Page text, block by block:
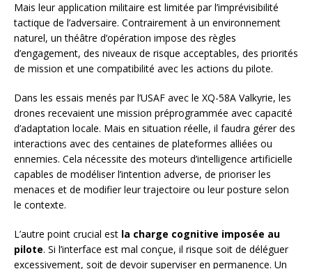
Mais leur application militaire est limitée par l’imprévisibilité
tactique de l’adversaire. Contrairement à un environnement
naturel, un théâtre d’opération impose des règles
d’engagement, des niveaux de risque acceptables, des priorités
de mission et une compatibilité avec les actions du pilote.
Dans les essais menés par l’USAF avec le XQ-58A Valkyrie, les
drones recevaient une mission préprogrammée avec capacité
d’adaptation locale. Mais en situation réelle, il faudra gérer des
interactions avec des centaines de plateformes alliées ou
ennemies. Cela nécessite des moteurs d’intelligence artificielle
capables de modéliser l’intention adverse, de prioriser les
menaces et de modifier leur trajectoire ou leur posture selon
le contexte.
L’autre point crucial est la charge cognitive imposée au
pilote. Si l’interface est mal conçue, il risque soit de déléguer
excessivement, soit de devoir superviser en permanence. Un